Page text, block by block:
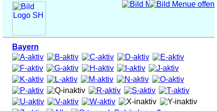
Bayern